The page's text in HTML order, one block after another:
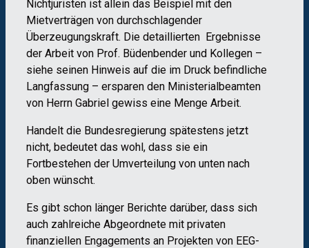
Nichtjuristen ist allein das Beispiel mit den
Mietverträgen von durchschlagender
Überzeugungskraft. Die detaillierten Ergebnisse
der Arbeit von Prof. Büdenbender und Kollegen –
siehe seinen Hinweis auf die im Druck befindliche
Langfassung – ersparen den Ministerialbeamten
von Herrn Gabriel gewiss eine Menge Arbeit.
Handelt die Bundesregierung spätestens jetzt
nicht, bedeutet das wohl, dass sie ein
Fortbestehen der Umverteilung von unten nach
oben wünscht.
Es gibt schon länger Berichte darüber, dass sich
auch zahlreiche Abgeordnete mit privaten
finanziellen Engagements an Projekten von EEG-